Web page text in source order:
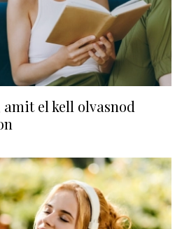
amit el kell olvasnod